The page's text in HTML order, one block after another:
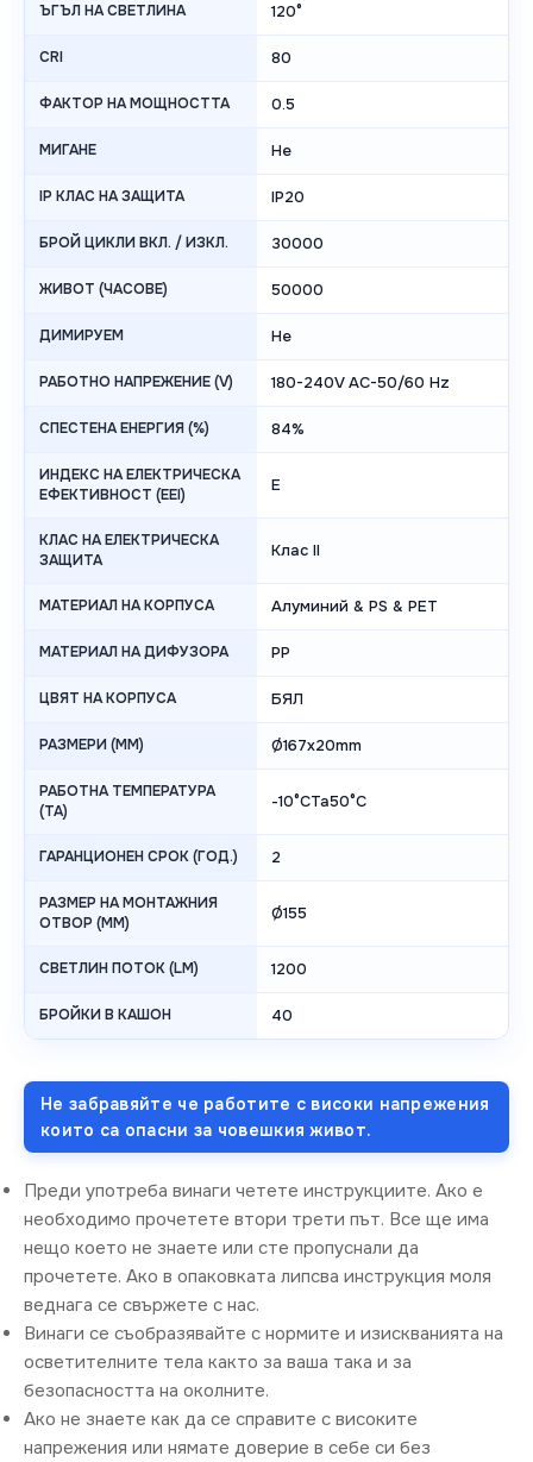
ЪГЪЛ НА СВЕТЛИНА 120°
CRI 80
ФАКТОР НА МОЩНОСТТА 0.5
МИГАНЕ Не
IP КЛАС НА ЗАЩИТА IP20
БРОЙ ЦИКЛИ ВКЛ. / ИЗКЛ. 30000
ЖИВОТ (ЧАСОВЕ) 50000
ДИМИРУЕМ Не
РАБОТНО НАПРЕЖЕНИЕ (V) 180-240V AC-50/60 Hz
СПЕСТЕНА ЕНЕРГИЯ (%) 84%
ИНДЕКС НА ЕЛЕКТРИЧЕСКА
ЕФЕКТИВНОСТ (EEI)
E
КЛАС НА ЕЛЕКТРИЧЕСКА
ЗАЩИТА
Клас II
МАТЕРИАЛ НА КОРПУСА Алуминий & PS & PET
МАТЕРИАЛ НА ДИФУЗОРА PP
ЦВЯТ НА КОРПУСА БЯЛ
РАЗМЕРИ (MM) Ø167x20mm
РАБОТНА ТЕМПЕРАТУРА
(TA)
-10°CTa50°C
ГАРАНЦИОНЕН СРОК (ГОД.) 2
РАЗМЕР НА МОНТАЖНИЯ
ОТВОР (MM)
Ø155
СВЕТЛИН ПОТОК (LM) 1200
БРОЙКИ В КАШОН 40
Не забравяйте че работите с високи напрежения
които са опасни за човешкия живот.
Преди употреба винаги четете инструкциите. Ако е
необходимо прочетете втори трети път. Все ще има
нещо което не знаете или сте пропуснали да
прочетете. Ако в опаковката липсва инструкция моля
веднага се свържете с нас.
Винаги се съобразявайте с нормите и изискванията на
осветителните тела както за ваша така и за
безопасността на околните.
Ако не знаете как да се справите с високите
напрежения или нямате доверие в себе си без